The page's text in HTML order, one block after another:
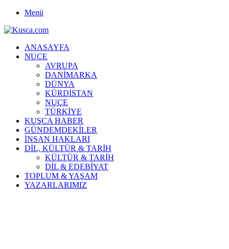
Menü
ANASAYFA
NUÇE
AVRUPA
DANİMARKA
DÜNYA
KÜRDİSTAN
NUÇE
TÜRKİYE
KUŞCA HABER
GÜNDEMDEKİLER
İNSAN HAKLARI
DİL, KÜLTÜR & TARİH
KÜLTÜR & TARİH
DİL & EDEBİYAT
TOPLUM & YAŞAM
YAZARLARIMIZ